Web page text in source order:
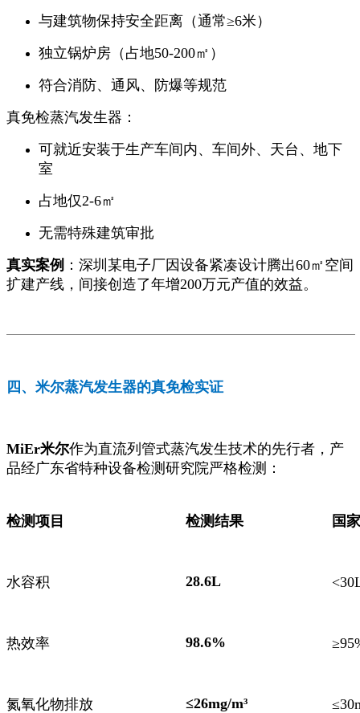
与建筑物保持安全距离（通常≥6米）
独立锅炉房（占地50-200㎡）
符合消防、通风、防爆等规范
真免检蒸汽发生器：
可就近安装于生产车间内、车间外、天台、地下
室
占地仅2-6㎡
无需特殊建筑审批
真实案例 ：深圳某电子厂因设备紧凑设计腾出60㎡空间
扩建产线，间接创造了年增200万元产值的效益。
四、米尔蒸汽发生器的真免检实证
MiEr米尔作为直流列管式蒸汽发生技术的先行者，产
品经广东省特种设备检测研究院严格检测：
检测项目 检测结果 国
水容积 28.6L
热效率 98.6%
氮氧化物排放 ≤26mg/m³